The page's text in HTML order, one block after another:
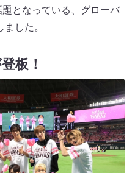
となっている、グローバ
した。
板！